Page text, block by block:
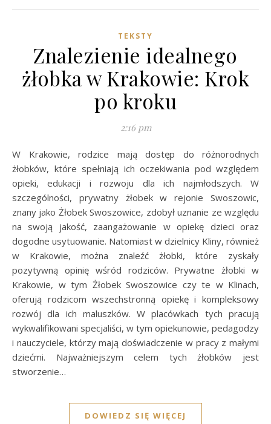
TEKSTY
Znalezienie idealnego
żłobka w Krakowie: Krok
po kroku
2:16 pm
W Krakowie, rodzice mają dostęp do różnorodnych
żłobków, które spełniają ich oczekiwania pod względem
opieki, edukacji i rozwoju dla ich najmłodszych. W
szczególności, prywatny żłobek w rejonie Swoszowic,
znany jako Żłobek Swoszowice, zdobył uznanie ze względu
na swoją jakość, zaangażowanie w opiekę dzieci oraz
dogodne usytuowanie. Natomiast w dzielnicy Kliny, również
w Krakowie, można znaleźć żłobki, które zyskały
pozytywną opinię wśród rodziców. Prywatne żłobki w
Krakowie, w tym Żłobek Swoszowice czy te w Klinach,
oferują rodzicom wszechstronną opiekę i kompleksowy
rozwój dla ich maluszków. W placówkach tych pracują
wykwalifikowani specjaliści, w tym opiekunowie, pedagodzy
i nauczyciele, którzy mają doświadczenie w pracy z małymi
dziećmi. Najważniejszym celem tych żłobków jest
stworzenie…
DOWIEDZ SIĘ WIĘCEJ